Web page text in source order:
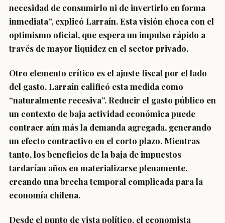
necesidad de consumirlo ni de invertirlo en forma
inmediata”, explicó Larraín. Esta visión choca con el
optimismo oficial, que espera un impulso rápido a
través de mayor liquidez en el sector privado.
Otro elemento crítico es el ajuste fiscal por el lado
del gasto. Larraín calificó esta medida como
“naturalmente recesiva”. Reducir el gasto público en
un contexto de baja actividad económica puede
contraer aún más la demanda agregada, generando
un efecto contractivo en el corto plazo. Mientras
tanto, los beneficios de la baja de impuestos
tardarían años en materializarse plenamente,
creando una brecha temporal complicada para la
economía chilena.
Desde el punto de vista político, el economista